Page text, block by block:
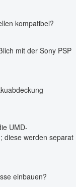
kompatibel?
mit der Sony PSP
UMD-
diese werden separat
einbauen?